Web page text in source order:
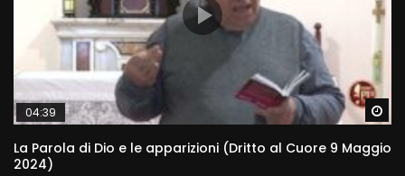
04:39
La Parola di Dio e le apparizioni (Dritto al Cuore 9 Maggio
2024)